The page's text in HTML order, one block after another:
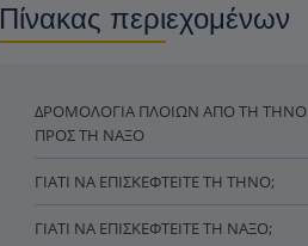
Πίνακας περιεχομένων
ΔΡΟΜΟΛΌΓΙΑ ΠΛΟΊΩΝ ΑΠΌ ΤΗ ΤΉΝΟ
ΠΡΟΣ ΤΗ ΝΆΞΟ
ΓΙΑΤΊ ΝΑ ΕΠΙΣΚΕΦΤΕΊΤΕ ΤΗ ΤΉΝΟ;
ΓΙΑΤΊ ΝΑ ΕΠΙΣΚΕΦΤΕΊΤΕ ΤΗ ΝΆΞΟ;